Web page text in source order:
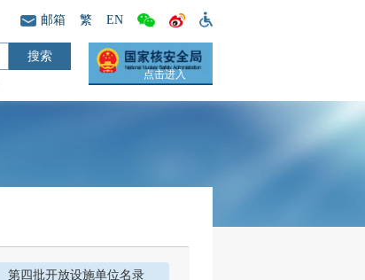
邮箱 繁 EN
点击进入
第四批开放设施单位名录